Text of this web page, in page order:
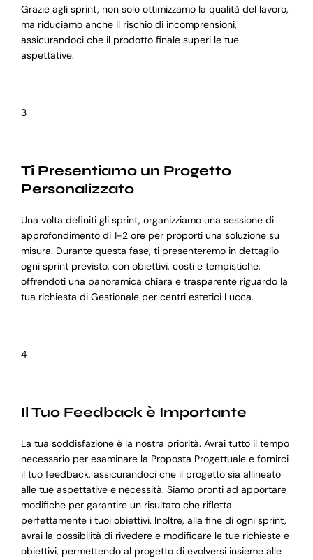
Grazie agli sprint, non solo ottimizzamo la qualità del lavoro,
ma riduciamo anche il rischio di incomprensioni,
assicurandoci che il prodotto finale superi le tue
aspettative.
3
Ti Presentiamo un Progetto
Personalizzato
Una volta definiti gli sprint, organizziamo una sessione di
approfondimento di 1-2 ore per proporti una soluzione su
misura. Durante questa fase, ti presenteremo in dettaglio
ogni sprint previsto, con obiettivi, costi e tempistiche,
offrendoti una panoramica chiara e trasparente riguardo la
tua richiesta di Gestionale per centri estetici Lucca.
4
Il Tuo Feedback è Importante
La tua soddisfazione è la nostra priorità. Avrai tutto il tempo
necessario per esaminare la Proposta Progettuale e fornirci
il tuo feedback, assicurandoci che il progetto sia allineato
alle tue aspettative e necessità. Siamo pronti ad apportare
modifiche per garantire un risultato che rifletta
perfettamente i tuoi obiettivi. Inoltre, alla fine di ogni sprint,
avrai la possibilità di rivedere e modificare le tue richieste e
obiettivi, permettendo al progetto di evolversi insieme alle